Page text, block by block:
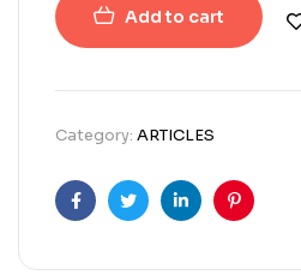
Add to cart
Category: ARTICLES
FacebookTwitterLinkedinPinterest